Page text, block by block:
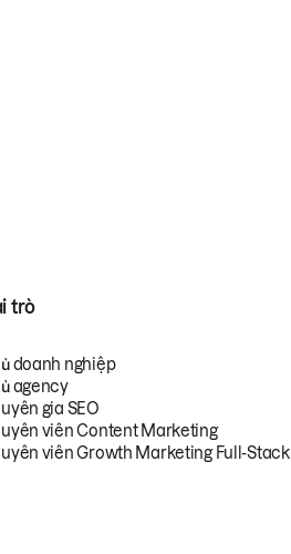
trò
doanh nghiệp
agency
gia SEO
viên Content Marketing
viên Growth Marketing Full-Stack